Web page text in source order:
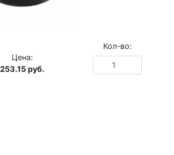
Цена:
253.15 руб.
Кол-во: